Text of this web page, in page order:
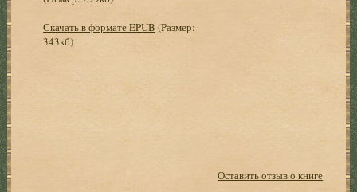
Скачать в формате EPUB (Размер:
343кб)
Оставить отзыв о книге